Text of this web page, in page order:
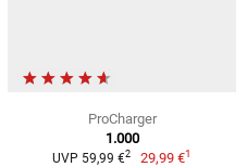
ProCharger
1.000
UVP 59,99 €2 29,99 €1